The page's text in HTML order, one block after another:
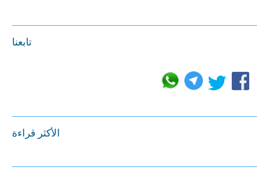
تابعنا
الأكثر قراءة